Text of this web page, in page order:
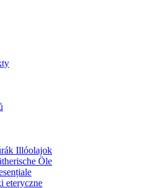
Illóolajok
Öle
eteryczne